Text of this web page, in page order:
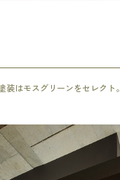
装はモスグリーンをセレクト。